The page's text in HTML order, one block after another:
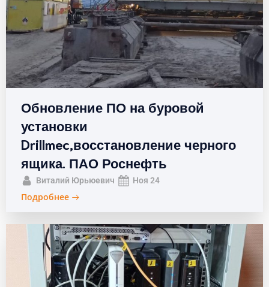
Обновление ПО на буровой
установки
Drillmec,восстановление черного
ящика. ПАО Роснефть
Виталий Юрьюевич Ноя 24
Подробнее